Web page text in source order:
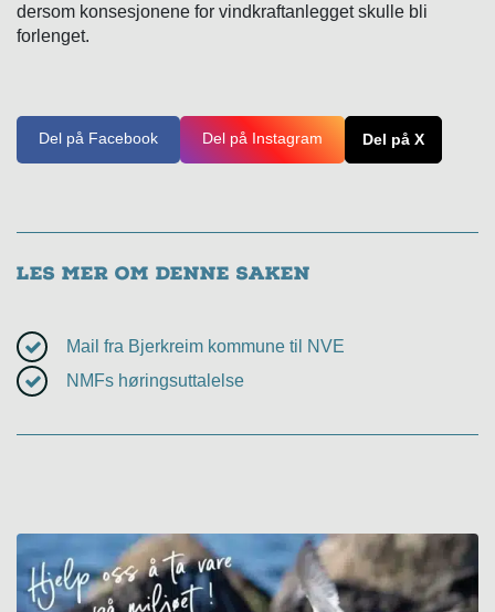
dersom konsesjonene for vindkraftanlegget skulle bli
forlenget.
Del på Facebook Del på Instagram Del på X
Les mer om denne saken
Mail fra Bjerkreim kommune til NVE
NMFs høringsuttalelse